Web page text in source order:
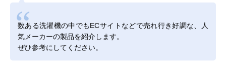
数ある洗濯機の中でもECサイトなどで売れ行き好調な、人
気メーカーの製品を紹介します。
ぜひ参考にしてください。